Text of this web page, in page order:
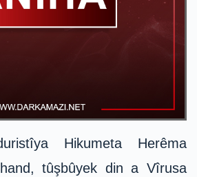
Hikumeta Herêma
tûşbûyek din a Vîrusa